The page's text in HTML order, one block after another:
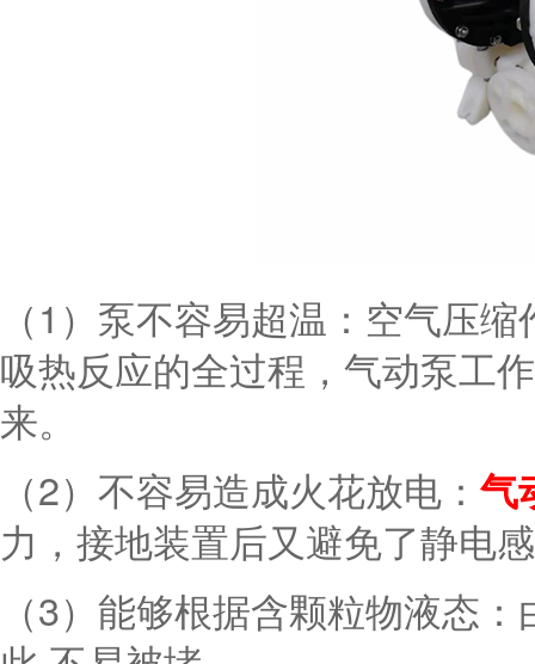
（1）泵不容易超温：空气压
吸热反应的全过程，气动泵工
来。
（2）不容易造成火花放电： 气
力，接地装置后又避免了静电
（3）能够根据含颗粒物液态